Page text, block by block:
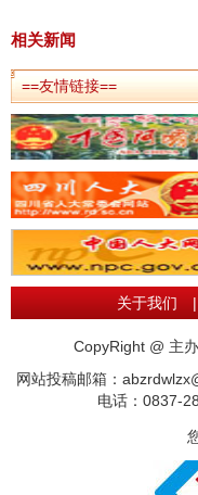
相关新闻
==友情链接==
关于我们 |
CopyRight @ 主
网站投稿邮箱：
电话：0837-